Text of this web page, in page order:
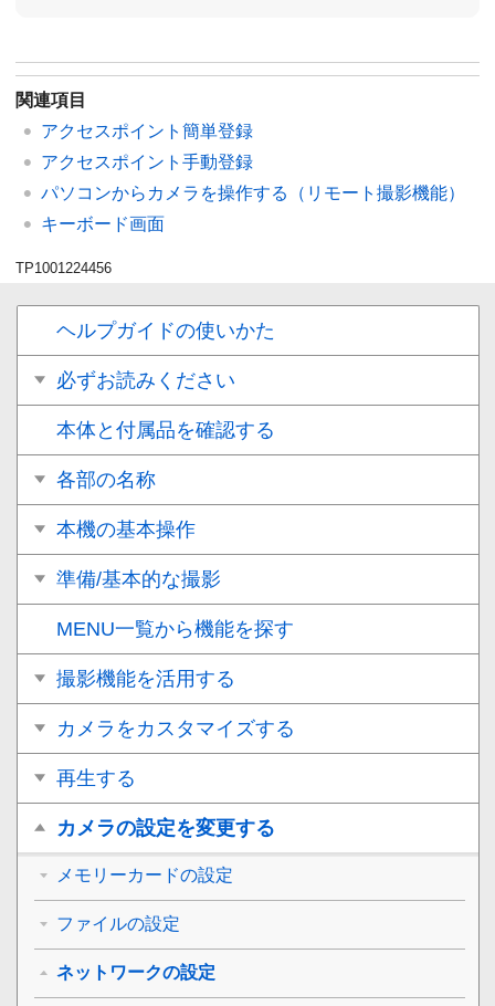
関連項目
アクセスポイント簡単登録
アクセスポイント手動登録
パソコンからカメラを操作する（ リモート撮影機能）
キーボード画面
TP1001224456
ヘルプガイドの使いかた
必ずお読みください
本体と付属品を確認する
各部の名称
本機の基本操作
準備/基本的な撮影
MENU一覧から機能を探す
撮影機能を活用する
カメラをカスタマイズする
再生する
カメラの設定を変更する
メモリーカードの設定
ファイルの設定
ネットワークの設定